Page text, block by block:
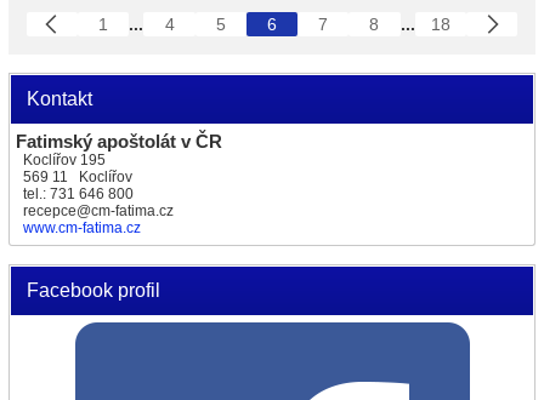
Kontakt
Fatimský apoštolát v ČR
Koclířov 195
569 11 Koclířov
tel.: 731 646 800
recepce@cm-fatima.cz
www.cm-fatima.cz
Facebook profil
1 ... 4 5 6 7 8 ... 18